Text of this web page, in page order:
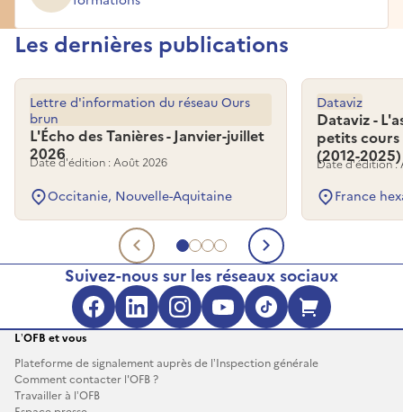
Les dernières publications
Aller au document 1
Aller au document 2
Aller au document 3
Aller au document 4
L'Écho des Tanières - Janvier-juillet
2026
Lettre d'information du réseau Ours
brun
Date d'édition : Août 2026
Occitanie, Nouvelle-Aquitaine
Dataviz -
petits cours
(2012-2025)
Dataviz
Date d'édition :
France
Document précédent
Document
Suivez-nous sur les réseaux sociaux
Facebook (s'ouvre dans une
LinkedIn (s'ouvre dans
Instagram (s'ouvre
YouTube
TikTok
L’OFB et vous
Plateforme de signalement auprès de l’Inspection générale
Comment contacter l'OFB ?
Travailler à l’OFB